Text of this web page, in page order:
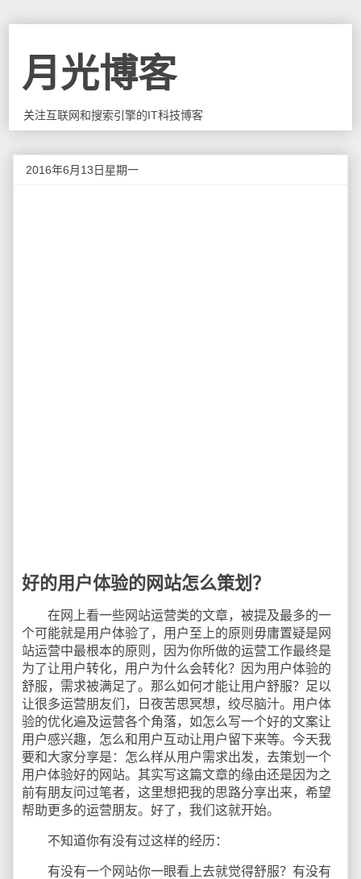
月光博客
关注互联网和搜索引擎的IT科技博客
2016年6月13日星期一
好的用户体验的网站怎么策划？
在网上看一些网站运营类的文章，被提及最多的一
个可能就是用户体验了，用户至上的原则毋庸置疑是网
站运营中最根本的原则，因为你所做的运营工作最终是
为了让用户转化，用户为什么会转化？因为用户体验的
舒服，需求被满足了。那么如何才能让用户舒服？足以
让很多运营朋友们，日夜苦思冥想，绞尽脑汁。用户体
验的优化遍及运营各个角落，如怎么写一个好的文案让
用户感兴趣，怎么和用户互动让用户留下来等。今天我
要和大家分享是：怎么样从用户需求出发，去策划一个
用户体验好的网站。其实写这篇文章的缘由还是因为之
前有朋友问过笔者，这里想把我的思路分享出来，希望
帮助更多的运营朋友。好了，我们这就开始。
不知道你有没有过这样的经历：
有没有一个网站你一眼看上去就觉得舒服？有没有